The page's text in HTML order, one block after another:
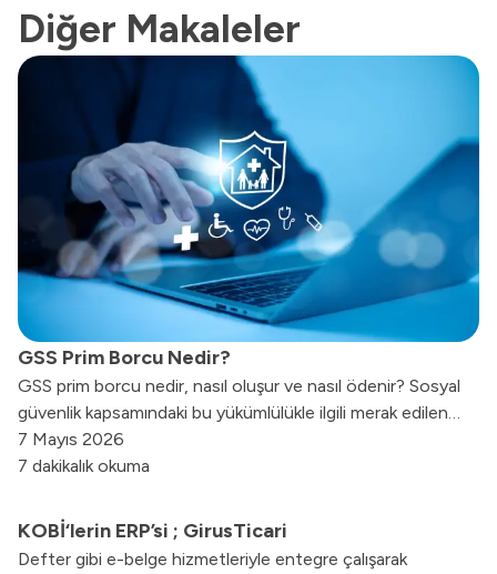
Diğer Makaleler
GSS Prim Borcu Nedir?
GSS prim borcu nedir, nasıl oluşur ve nasıl ödenir? Sosyal
güvenlik kapsamındaki bu yükümlülükle ilgili merak edilen
tüm detayları ve güncel uygulamaları yazımızda derledik.
7 Mayıs 2026
7 dakikalık okuma
KOBİ‘lerin ERP’si ; GirusTicari
Defter gibi e-belge hizmetleriyle entegre çalışarak